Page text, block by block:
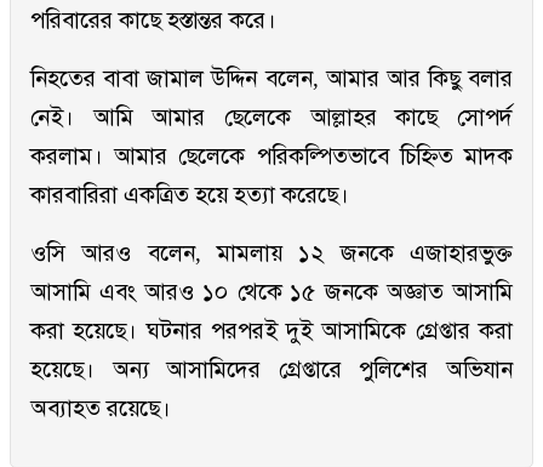
পরিবারের কাছে হস্তান্তর করে।
নিহতের বাবা জামাল উদ্দিন বলেন, আমার আর কিছু বলার
নেই। আমি আমার ছেলেকে আল্লাহর কাছে সোপর্দ
করলাম। আমার ছেলেকে পরিকল্পিতভাবে চিহ্নিত মাদক
কারবারিরা একত্রিত হয়ে হত্যা করেছে।
ওসি আরও বলেন, মামলায় ১২ জনকে এজাহারভুক্ত
আসামি এবং আরও ১০ থেকে ১৫ জনকে অজ্ঞাত আসামি
করা হয়েছে। ঘটনার পরপরই দুই আসামিকে গ্রেপ্তার করা
হয়েছে। অন্য আসামিদের গ্রেপ্তারে পুলিশের অভিযান
অব্যাহত রয়েছে।